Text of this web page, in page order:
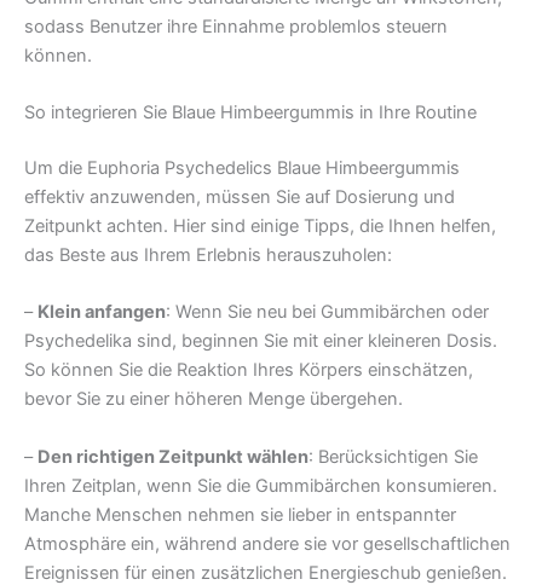
sodass Benutzer ihre Einnahme problemlos steuern
können.
So integrieren Sie Blaue Himbeergummis in Ihre Routine
Um die Euphoria Psychedelics Blaue Himbeergummis
effektiv anzuwenden, müssen Sie auf Dosierung und
Zeitpunkt achten. Hier sind einige Tipps, die Ihnen helfen,
das Beste aus Ihrem Erlebnis herauszuholen:
– Klein anfangen: Wenn Sie neu bei Gummibärchen oder
Psychedelika sind, beginnen Sie mit einer kleineren Dosis.
So können Sie die Reaktion Ihres Körpers einschätzen,
bevor Sie zu einer höheren Menge übergehen.
– Den richtigen Zeitpunkt wählen: Berücksichtigen Sie
Ihren Zeitplan, wenn Sie die Gummibärchen konsumieren.
Manche Menschen nehmen sie lieber in entspannter
Atmosphäre ein, während andere sie vor gesellschaftlichen
Ereignissen für einen zusätzlichen Energieschub genießen.